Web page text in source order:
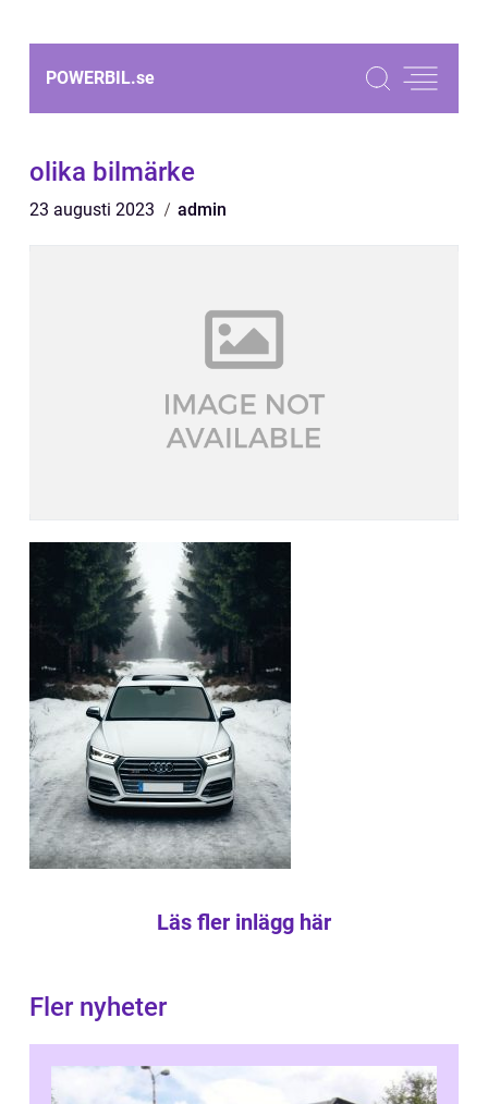
POWERBIL.se
olika bilmärke
23 augusti 2023 admin
Läs fler inlägg här
Fler nyheter